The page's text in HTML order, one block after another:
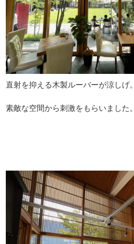
直射を抑える木製ルーバーが涼しげ。
素敵な空間から刺激をもらいました。